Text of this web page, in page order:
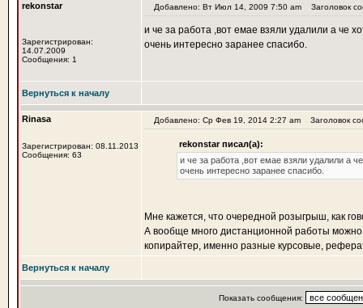
rekonstar
Зарегистрирован:
14.07.2009
Сообщения: 1
Добавлено: Вт Июл 14, 2009 7:50 am Заголовок
и че за работа ,вот емае взяли удалили а че
очень интересно заранее спасибо.
Вернуться к началу
Rinasa
Зарегистрирован: 08.11.2013
Сообщения: 63
Добавлено: Ср Фев 19, 2014 2:27 am Заголовок
rekonstar писал(а):
и че за работа ,вот емае взяли удалили а
очень интересно заранее спасибо.
Мне кажется, что очередной розыгрыш, как
А вообще много дистанционной работы можно
копирайтер, именно разные курсовые,
Вернуться к началу
Показать сообщения: